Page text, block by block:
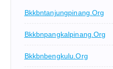
Bkkbntanjungpinang.org
Bkkbnpangkalpinang.org
Bkkbnbengkulu.org